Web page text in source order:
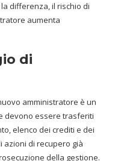
differenza, il rischio di
aumenta
di
amministratore è un
devono essere trasferiti
elenco dei crediti e dei
di recupero già
della gestione.